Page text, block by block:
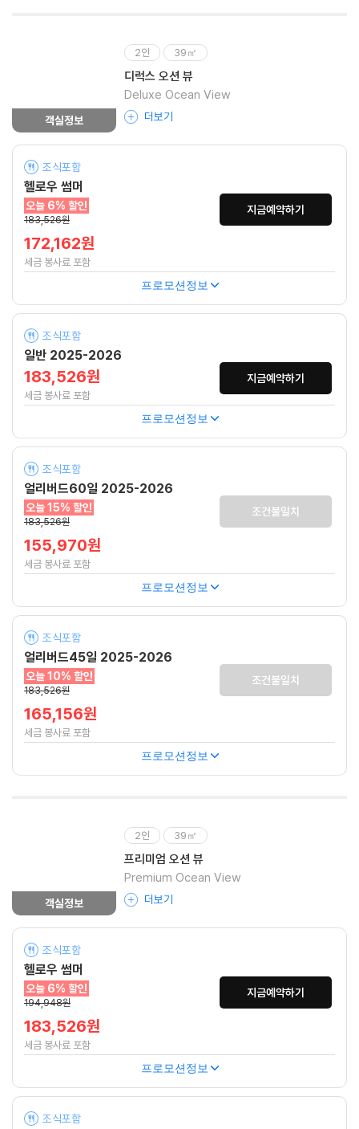
객실정보
2인 39㎡
디럭스 오션 뷰
Deluxe Ocean View
더보기
헬로우 썸머
조식포함
오늘 6% 할인
183,526원
172,162원
세금 봉사료 포함
지금예약하기
프로모션정보
일반 2025-2026
조식포함
183,526원
세금 봉사료 포함
지금예약하기
프로모션정보
얼리버드60일 2025-2026
조식포함
오늘 15% 할인
183,526원
155,970원
세금 봉사료 포함
조건불일치
프로모션정보
얼리버드45일 2025-2026
조식포함
오늘 10% 할인
183,526원
165,156원
세금 봉사료 포함
조건불일치
프로모션정보
객실정보
2인 39㎡
프리미엄 오션 뷰
Premium Ocean View
더보기
헬로우 썸머
조식포함
오늘 6% 할인
194,948원
183,526원
세금 봉사료 포함
지금예약하기
프로모션정보
조식포함